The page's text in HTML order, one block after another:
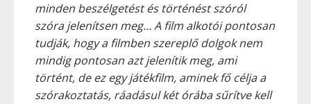
minden beszélgetést és történést szóról
szóra jelenítsen meg… A film alkotói pontosan
tudják, hogy a filmben szereplő dolgok nem
mindig pontosan azt jelenítik meg, ami
történt, de ez egy játékfilm, aminek fő célja a
szórakoztatás, ráadásul két órába sűrítve kell